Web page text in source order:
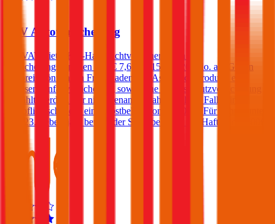
VAV Autoversicherung
Die VAV bietet Kfz-Haftpflichtversicherungen zu
Versicherungssummen von € 7,6, 10, 15 und 20 Mio. an. Gegen
Aufpreis können ein Freischaden, ein Assistance-Produkt, eine
Insassen-Unfallversicherung sowie eine Rechtsschutzversicherung
gewählt werden. Für nicht benannte Fahrer fällt im Falle eines
Haftpflichtschadens ein Selbstbehalt von € 250 an. Für Fahrer unter
dem 23. Lebensjahr beträgt der Selbstbehalt in der Haftpflicht 400€.